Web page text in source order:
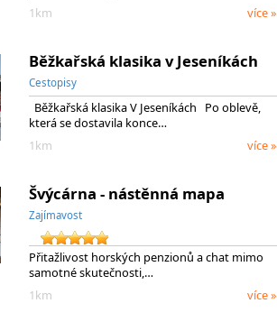
1km
více »
Běžkařská klasika v Jeseníkách
Cestopisy
Běžkařská klasika V Jeseníkách Po oblevě,
která se dostavila konce…
1km
více »
Švýcárna - nástěnná mapa
Zajímavost
Přitažlivost horských penzionů a chat mimo
samotné skutečnosti,…
1km
více »